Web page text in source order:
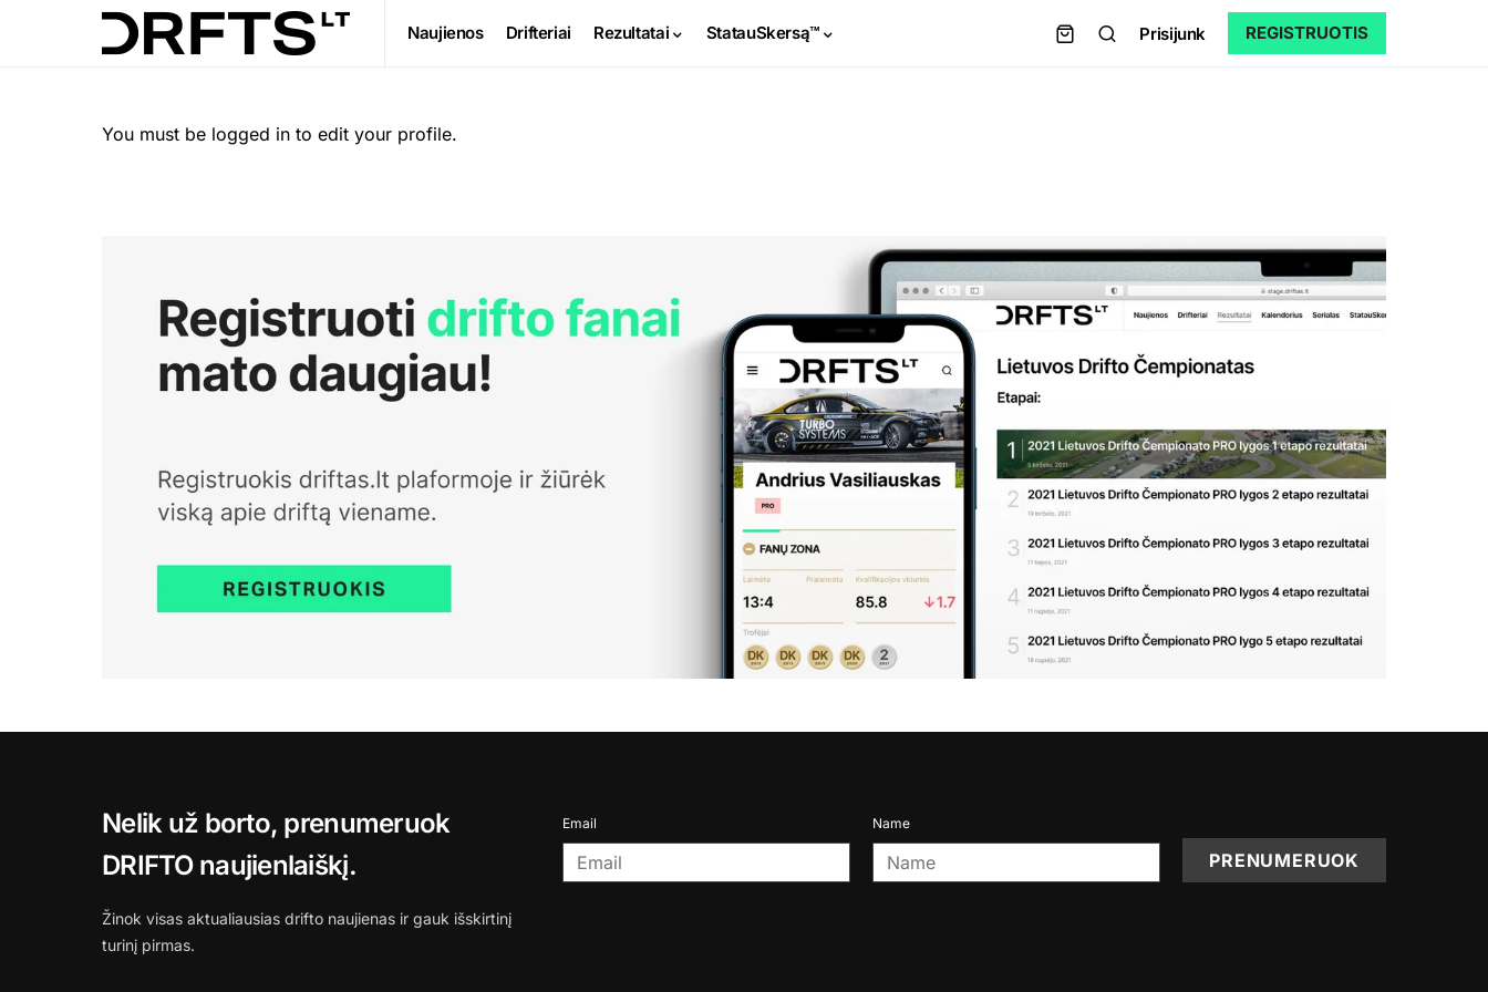
Naujienos Drifteriai Rezultatai StatauSkersą™ Prisijunk REGISTRUOTIS
You must be logged in to edit your profile.
Nelik už borto, prenumeruok
DRIFTO naujienlaiškį.
Žinok visas aktualiausias drifto naujienas ir gauk išskirtinį
turinį pirmas.
Email Name
PRENUMERUOK